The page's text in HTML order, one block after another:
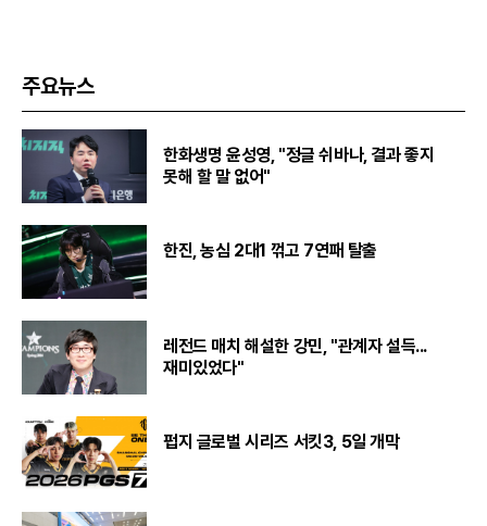
주요뉴스
한화생명 윤성영, "정글 쉬바나, 결과 좋지
못해 할 말 없어"
한진, 농심 2대1 꺾고 7연패 탈출
레전드 매치 해설한 강민, "관계자 설득...
재미있었다"
펍지 글로벌 시리즈 서킷3, 5일 개막